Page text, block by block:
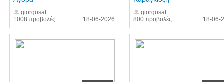
1008 προβολές
giorgosaf
18-06-2026
800 προβολές
giorgosaf
18-06-